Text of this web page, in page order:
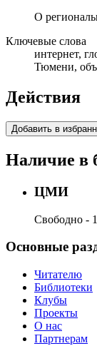
О
Ключевые слова
интернет,
Тюмени,
Действия
Добавить в
Наличие в
ЦМИ
Свободно -
Основные
Читателю
Библиотеки
Клубы
Проекты
О нас
Партнерам